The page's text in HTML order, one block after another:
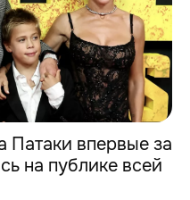
Патаки впервые за
на публике всей